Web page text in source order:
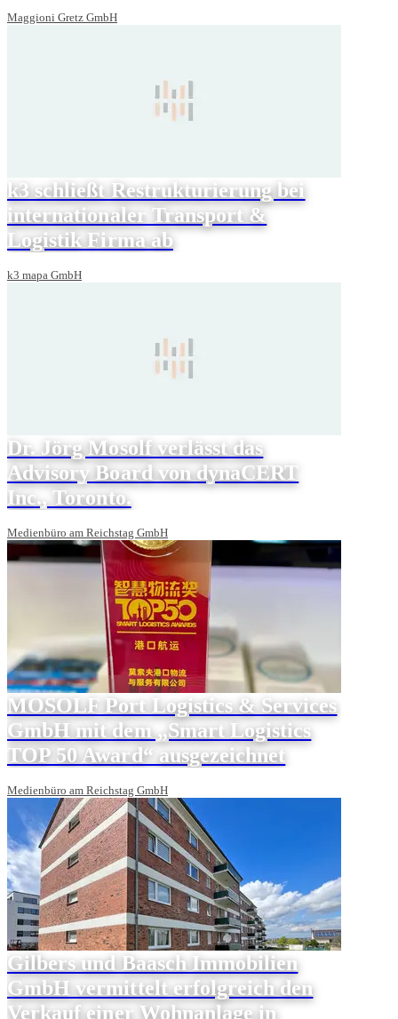
Maggioni Gretz GmbH
k3 schließt Restrukturierung bei
internationaler Transport &
Logistik Firma ab
k3 mapa GmbH
Dr. Jörg Mosolf verlässt das
Advisory Board von dynaCERT
Inc., Toronto.
Medienbüro am Reichstag GmbH
MOSOLF Port Logistics & Services
GmbH mit dem „Smart Logistics
TOP 50 Award“ ausgezeichnet
Medienbüro am Reichstag GmbH
Gilbers und Baasch Immobilien
GmbH vermittelt erfolgreich den
Verkauf einer Wohnanlage in